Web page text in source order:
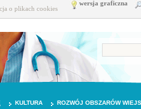
o plikach cookies
wersja graficzna
KULTURA ROZWÓJ OBSZARÓW